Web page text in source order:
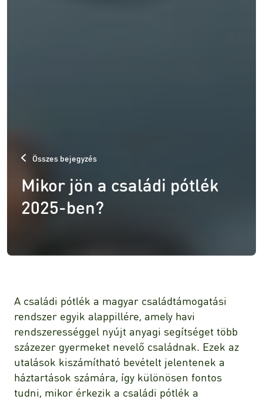
Összes bejegyzés
Mikor jön a családi pótlék
2025-ben?
A családi pótlék a magyar családtámogatási
rendszer egyik alappillére, amely havi
rendszerességgel nyújt anyagi segítséget több
százezer gyermeket nevelő családnak. Ezek az
utalások kiszámítható bevételt jelentenek a
háztartások számára, így különösen fontos
tudni, mikor érkezik a családi pótlék a